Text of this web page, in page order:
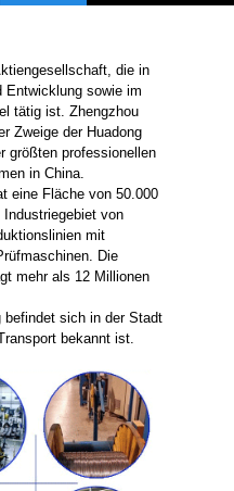
die in
Entwicklung sowie im
tätig ist. Zhengzhou
Zweige der Huadong
größten professionellen
in China.
eine Fläche von 50.000
von
mit
Die
mehr als 12 Millionen
befindet sich in der Stadt
bekannt ist.